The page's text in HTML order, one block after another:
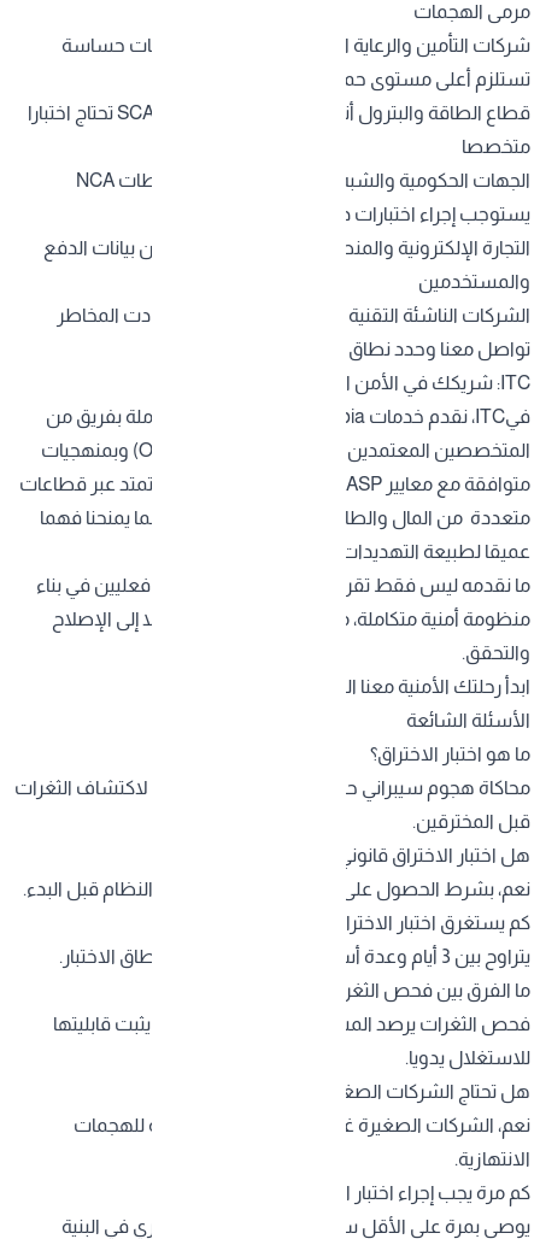
مرمى الهجمات
شركات التأمين والرعاية الصحية سجلات طبية وبيانات حساسة
تستلزم أعلى مستوى حماية
قطاع الطاقة والبترول أنظمة التحكم الصناعي SCADA تحتاج اختبارا
متخصصا
الجهات الحكومية والشبه حكومية الامتثال لاشتراطات NCA
يستوجب إجراء اختبارات دورية
التجارة الإلكترونية والمنصات الرقمية تطبيقات تخزن بيانات الدفع
والمستخدمين
الشركات الناشئة التقنية كلما نموتم رقميا، كلما ازدادت المخاطر
تواصل معنا وحدد نطاق احتياجك الأمني
ITC: شريكك في الأمن السيبراني بالمملكة
فيITC
، نقدم خدمات pentest Saudi Arabia الشاملة بفريق من
المتخصصين المعتمدين دوليا (OSCP, CEH, CISSP) وبمنهجيات
متوافقة مع معايير OWASP وNIST وNCA. خبرتنا تمتد عبر قطاعات
متعددة من المال والطاقة إلى الصحة والحكومة مما يمنحنا فهما
عميقا لطبيعة التهديدات التي تواجه كل بيئة عمل.
ما نقدمه ليس فقط تقريرا تقنيا نحن نكون شركاء فعليين في بناء
منظومة أمنية متكاملة، من الاختبار والتحليل وصولا إلى الإصلاح
والتحقق.
ابدأ رحلتك الأمنية معنا اليوم.
الأسئلة الشائعة
ما هو اختبار الاختراق؟
محاكاة هجوم سيبراني حقيقي على أنظمتك بإذنك لاكتشاف الثغرات
قبل المخترقين.
هل اختبار الاختراق قانوني في السعودية؟
نعم، بشرط الحصول على تفويض خطي من مالك النظام قبل البدء.
كم يستغرق اختبار الاختراق؟
يتراوح بين 3 أيام وعدة أسابيع حسب حجم البيئة ونطاق الاختبار.
ما الفرق بين فحص الثغرات واختبار الاختراق؟
فحص الثغرات يرصد المشاكل آليا، واختبار الاختراق يثبت قابليتها
للاستغلال يدويا.
هل تحتاج الشركات الصغيرة اختبار اختراق؟
نعم، الشركات الصغيرة غالبا أقل حماية وأكثر عرضة للهجمات
الانتهازية.
كم مرة يجب إجراء اختبار الاختراق؟
يوصى بمرة على الأقل سنويا، أو عند أي تغيير جوهري في البنية